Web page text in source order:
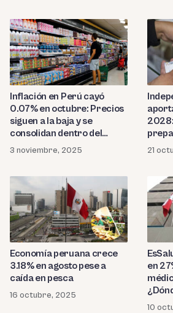
Inflación en Perú cayó
0.07% en octubre: Precios
siguen a la baja y se
consolidan dentro del
rango meta del BCR, según
3 noviembre, 2025 21
Economía peruana crece
3.18% en agosto pese a
caída en pesca
16 octubre, 2025
en
real?
10